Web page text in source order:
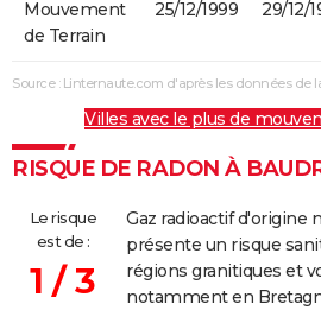
Mouvement
de Terrain
25/12/1999 29/12/
Source : Linternaute.com d'après les données de
Villes avec le plus de
RISQUE DE RADON À
Le risque
est de :
1 / 3
Gaz radioactif d'origine
présente un risque
régions granitiques et
notamment en